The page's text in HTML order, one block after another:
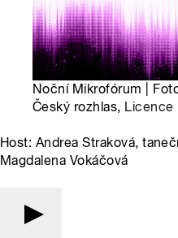
Noční Mikrofórum |
Český rozhlas, Licence
Host: Andrea Straková,
Magdalena Vokáčová